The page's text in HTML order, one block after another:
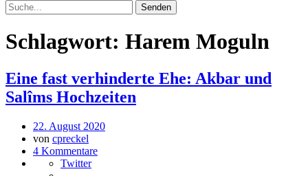
Schlagwort: Harem Moguln
Eine fast verhinderte Ehe: Akbar und
Salîms Hochzeiten
22. August 2020
von cpreckel
4 Kommentare
Twitter